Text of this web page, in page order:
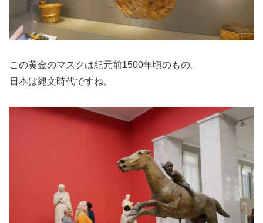
この黄金のマスクは紀元前1500年頃のもの。
日本は縄文時代ですね。